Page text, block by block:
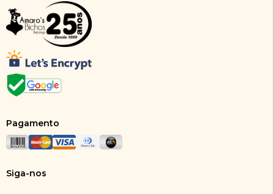
Pagamento
Siga-nos